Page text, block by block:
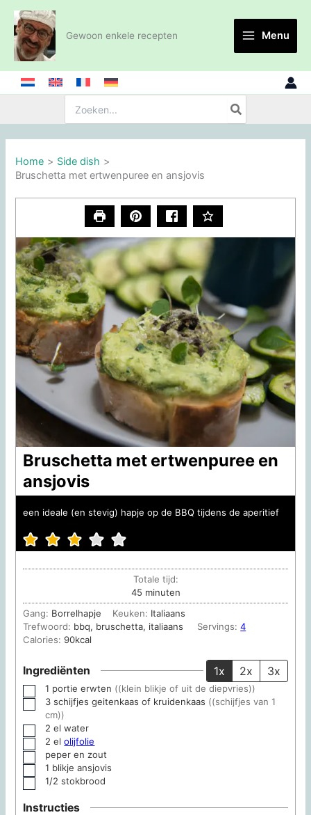
naar
inhoud
Gewoon enkele recepten Menu
Home
Side dish
Bruschetta met ertwenpuree en ansjovis
Bruschetta met ertwenpuree en
ansjovis
een ideale (en stevig) hapje op de BBQ tijdens de aperitief
Totale tijd:
45minuten
minuten
Gang: Borrelhapje Keuken: Italiaans
Trefwoord: bbq, bruschetta, italiaans Servings:4
Calories:90kcal
Ingrediënten 1x 2x 3x
▢
1 portie erwten ((klein blikje of uit de diepvries))
▢
3 schijfjes geitenkaas of kruidenkaas ((schijfjes van 1
cm))
▢
2 el water
▢
2 el olijfolie
▢
peper en zout
▢
1 blikje ansjovis
▢
1/2 stokbrood
Instructies